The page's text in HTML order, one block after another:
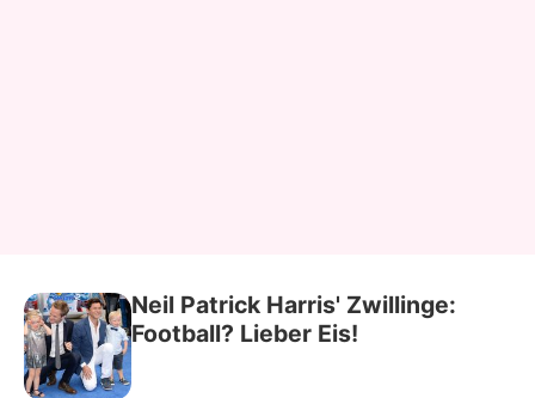
Neil Patrick Harris' Zwillinge:
Football? Lieber Eis!